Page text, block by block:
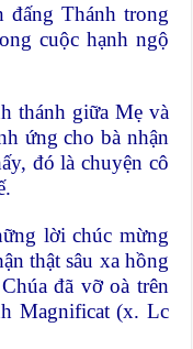
Thánh trong
cuộc hạnh ngộ
thánh giữa Mẹ và
ứng cho bà nhận
đó là chuyện cô
lời chúc mừng
thật sâu xa hồng
đã vỡ oà trên
Magnificat (x. Lc